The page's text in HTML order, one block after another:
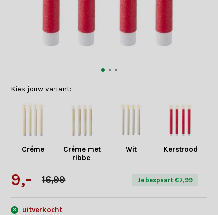
Kies jouw variant:
Créme
Créme met
ribbel
Wit Kerstrood
9,- 16,99 Je bespaart €7,99
uitverkocht